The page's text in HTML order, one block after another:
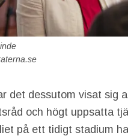
det dessutom visat sig
och högt uppsatta
på ett tidigt stadium